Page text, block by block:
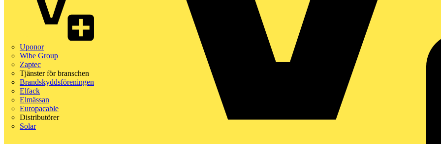
Uponor
Wibe Group
Zaptec
Tjänster för branschen
Brandskyddsföreningen
Elfack
Elmässan
Europacable
Distributörer
Solar